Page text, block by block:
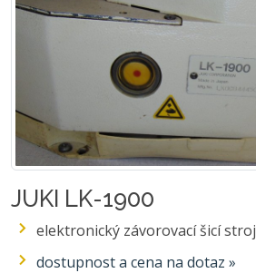
JUKI LK-1900
elektronický závorovací šicí stroj
dostupnost a cena na dotaz »